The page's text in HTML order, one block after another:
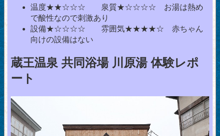
温度★★☆☆☆ 泉質★☆☆☆☆ お湯は熱め
で酸性なので刺激あり
設備★☆☆☆☆ 雰囲気★★★★☆ 赤ちゃん
向けの設備はない
蔵王温泉 共同浴場 川原湯 体験レポ
ート